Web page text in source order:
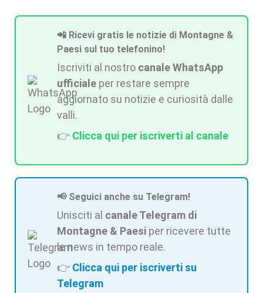
📲 Ricevi gratis le notizie di Montagne &
Paesi sul tuo telefonino!
Iscriviti al nostro canale WhatsApp
ufficiale per restare sempre
aggiornato su notizie e curiosità dalle
valli.
👉 Clicca qui per iscriverti al canale
📢 Seguici anche su Telegram!
Unisciti al canale Telegram di
Montagne & Paesi per ricevere tutte
le news in tempo reale.
👉 Clicca qui per iscriverti su
Telegram